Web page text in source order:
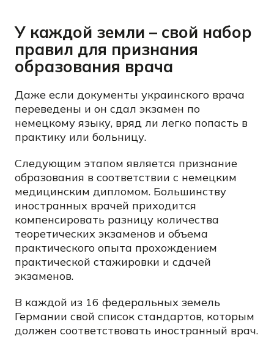
У каждой земли – свой набор
правил для признания
образования врача
Даже если документы украинского врача
переведены и он сдал экзамен по
немецкому языку, вряд ли легко попасть в
практику или больницу.
Следующим этапом является признание
образования в соответствии с немецким
медицинским дипломом. Большинству
иностранных врачей приходится
компенсировать разницу количества
теоретических экзаменов и объема
практического опыта прохождением
практической стажировки и сдачей
экзаменов.
В каждой из 16 федеральных земель
Германии свой список стандартов, которым
должен соответствовать иностранный врач.